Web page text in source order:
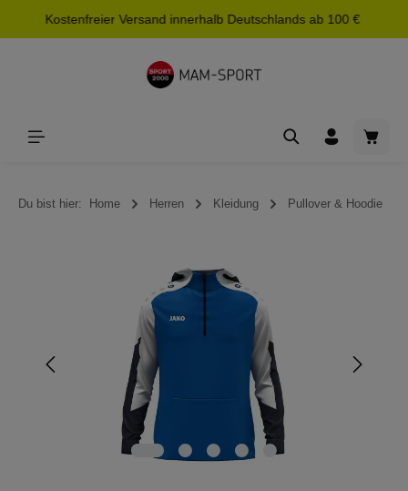
springen
Kostenfreier Versand innerhalb Deutschlands ab 100 €
Du bist hier: Home Herren Kleidung Pullover & Hoodie
Bildergalerie überspringen